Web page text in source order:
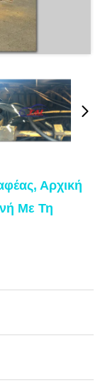
Αρχική
Με Τη